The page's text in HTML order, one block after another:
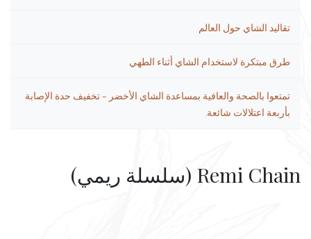
تقاليد الشاي حول العالم
طرق مبتكرة لاستخدام الشاي أثناء الطهي
تمتعوا بالصحة والعافية بمساعدة الشاي الأخضر – تخفيف حدة الإصابة
بأربعة اعتلالات شائعة.
Remi Chain (سلسلة ريمي)